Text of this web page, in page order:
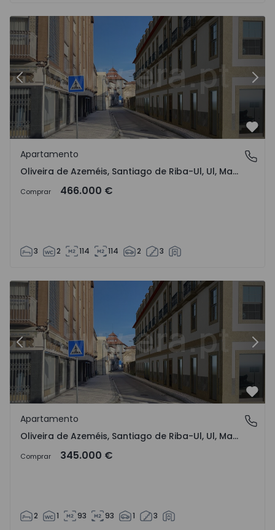
Anterior
Oliveira de Azeméis, Santiago de Riba-Ul, Ul,
Apartamento
Oliveira de Azeméis, Santiago de Riba-Ul, Ul, Macinhata da Seixa e Madail, Aveiro
Comprar 466.000 €
3 2 114 114 2 3
Anterior
Oliveira de Azeméis, Santiago de Riba-Ul, Ul,
Apartamento
Oliveira de Azeméis, Santiago de Riba-Ul, Ul, Macinhata da Seixa e Madail, Aveiro
Comprar 345.000 €
2 1 93 93 1 3